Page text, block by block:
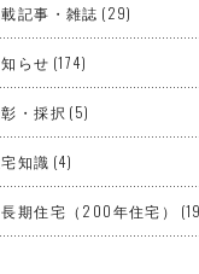
記事・雑誌 (29)
らせ (174)
・採択 (5)
知識 (4)
期住宅（200年住宅）